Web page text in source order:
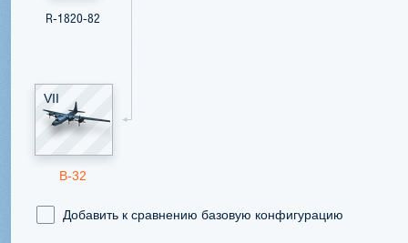
R-1820-82
VII
B-32
Добавить к сравнению базовую конфигурацию